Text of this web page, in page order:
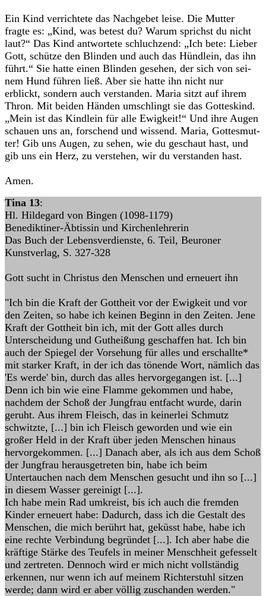
Ein Kind ver­rich­tete das Nach­ge­bet leise. Die Mut­ter
fragte es: „Kind, was betest du? Warum sprichst du nicht
laut?“ Das Kind ant­wor­tete schluch­zend: „Ich bete: Lie­ber
Gott, schütze den Blin­den und auch das Hünd­lein, das ihn
führt.“ Sie hatte einen Blin­den gese­hen, der sich von sei­
nem Hund füh­ren ließ. Aber sie hatte ihn nicht nur
erblickt, son­dern auch ver­stan­den. Maria sitzt auf ihrem
Thron. Mit bei­den Hän­den umschlingt sie das Got­tes­kind.
„Mein ist das Kind­lein für alle Ewig­keit!“ Und ihre Augen
schauen uns an, for­schend und wis­send. Maria, Got­tes­mut­
ter! Gib uns Augen, zu sehen, wie du geschaut hast, und
gib uns ein Herz, zu ver­ste­hen, wir du ver­stan­den hast.
Amen.
Tina 13:
Hl. Hildegard von Bingen (1098-1179)
Benediktiner-Äbtissin und Kirchenlehrerin
Das Buch der Lebensverdienste, 6. Teil, Beuroner
Kunstverlag, S. 327-328
Gott sucht in Christus den Menschen und erneuert ihn
"Ich bin die Kraft der Gottheit vor der Ewigkeit und vor
den Zeiten, so habe ich keinen Beginn in den Zeiten. Jene
Kraft der Gottheit bin ich, mit der Gott alles durch
Unterscheidung und Gutheißung geschaffen hat. Ich bin
auch der Spiegel der Vorsehung für alles und erschallte*
mit starker Kraft, in der ich das tönende Wort, nämlich das
'Es werde' bin, durch das alles hervorgegangen ist. [...]
Denn ich bin wie eine Flamme gekommen und habe,
nachdem der Schoß der Jungfrau entfacht wurde, darin
geruht. Aus ihrem Fleisch, das in keinerlei Schmutz
schwitzte, [...] bin ich Fleisch geworden und wie ein
großer Held in der Kraft über jeden Menschen hinaus
hervorgekommen. [...] Danach aber, als ich aus dem Schoß
der Jungfrau herausgetreten bin, habe ich beim
Untertauchen nach dem Menschen gesucht und ihn so [...]
in diesem Wasser gereinigt [...].
Ich habe mein Rad umkreist, bis ich auch die fremden
Kinder erneuert habe: Dadurch, dass ich die Gestalt des
Menschen, die mich berührt hat, geküsst habe, habe ich
eine rechte Verbindung begründet [...]. Ich aber habe die
kräftige Stärke des Teufels in meiner Menschheit gefesselt
und zertreten. Dennoch wird er mich nicht vollständig
erkennen, nur wenn ich auf meinem Richterstuhl sitzen
werde; dann wird er aber völlig zuschanden werden."